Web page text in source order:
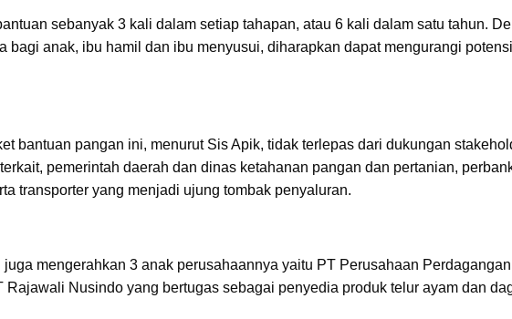
sebanyak 3 kali dalam setiap tahapan, atau 6 kali dalam satu tahun.
bagi anak, ibu hamil dan ibu menyusui, diharapkan dapat mengurangi potensi
bantuan pangan ini, menurut Sis Apik, tidak terlepas dari dukungan
pemerintah daerah dan dinas ketahanan pangan dan pertanian,
transporter yang menjadi ujung tombak penyaluran.
mengerahkan 3 anak perusahaannya yaitu PT Perusahaan Perdagangan
Rajawali Nusindo yang bertugas sebagai penyedia produk telur ayam dan